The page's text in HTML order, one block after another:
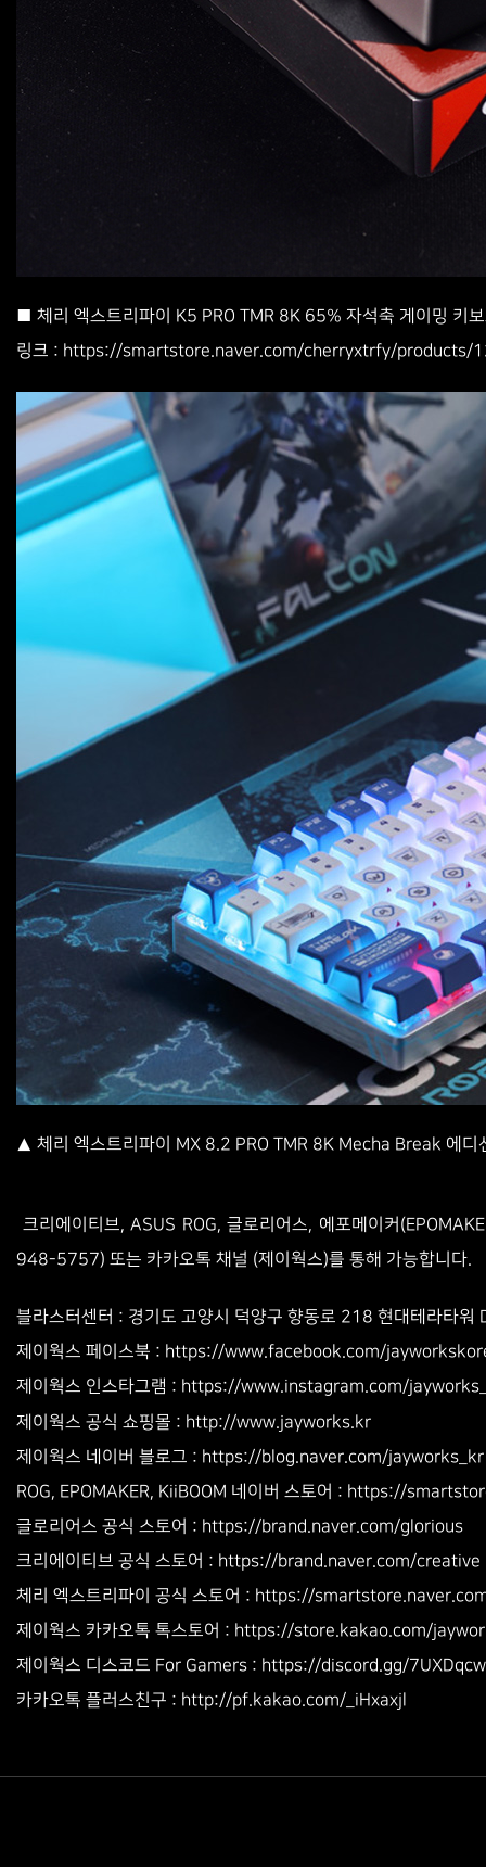
■ 체리 엑스트리파이 K5 PRO TMR 8K 65% 자석축 게이밍 키
링크 : https://smartstore.naver.com/cherryxtrfy/products/
▲ 체리 엑스트리파이 MX 8.2 PRO TMR 8K Mecha Break 에디
크리에이티브, ASUS ROG, 글로리어스, 에포메이커
948-5757) 또는 카카오톡 채널 (제이웍스)를 통해 가능합니다.
블라스터센터 : 경기도 고양시 덕양구 향동로 218 현대테라타
제이웍스 페이스북 : https://www.facebook.com/
제이웍스 인스타그램 : https://www.instagram.com/
제이웍스 공식 쇼핑몰 : http://www.jayworks.kr
제이웍스 네이버 블로그 : https://blog.naver.com/jayworks_kr
ROG, EPOMAKER, KiiBOOM 네이버 스토어 : https://
글로리어스 공식 스토어 : https://brand.naver.com/glorious
크리에이티브 공식 스토어 : https://brand.naver.com/creative
체리 엑스트리파이 공식 스토어 : https://
제이웍스 카카오톡 톡스토어 : https://store.kakao.com/
제이웍스 디스코드 For Gamers : https://discord.gg/
카카오톡 플러스친구 : http://pf.kakao.com/_iHxaxjl